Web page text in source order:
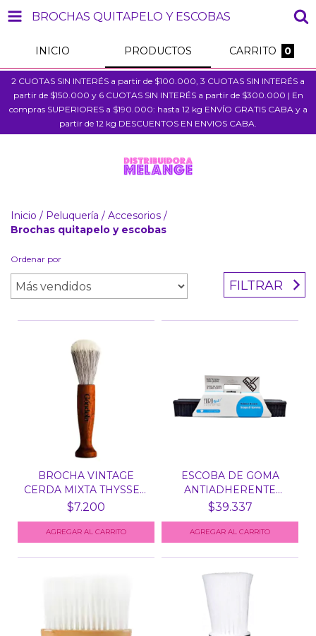
BROCHAS QUITAPELO Y ESCOBAS
INICIO PRODUCTOS CARRITO 0
2 CUOTAS SIN INTERÉS a partir de $100.000, 3 CUOTAS SIN INTERÉS a
partir de $150.000 y 6 CUOTAS SIN INTERÉS a partir de $300.000 | En
compras SUPERIORES a $190.000: hasta 12 kg ENVÍO GRATIS CABA y a
partir de 12 kg DESCUENTOS EN ENVIOS CABA.
Inicio / Peluquería / Accesorios /
Brochas quitapelo y escobas
Ordenar por
FILTRAR
BROCHA VINTAGE
CERDA MIXTA THYSSEN
GONDO...
$7.200
ESCOBA DE GOMA
ANTIADHERENTE
EUROSTIL 52...
$39.337